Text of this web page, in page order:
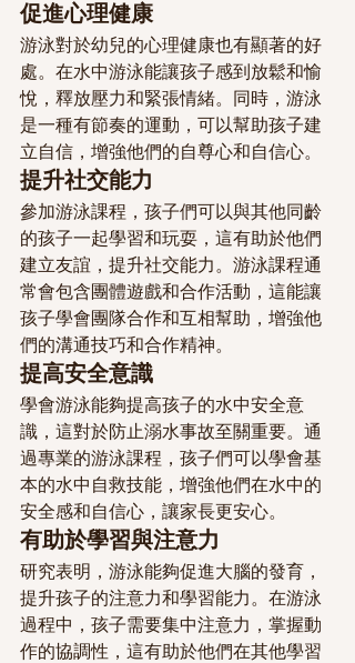
促進心理健康
游泳對於幼兒的心理健康也有顯著的好
處。在水中游泳能讓孩子感到放鬆和愉
悅，釋放壓力和緊張情緒。同時，游泳
是一種有節奏的運動，可以幫助孩子建
立自信，增強他們的自尊心和自信心。
提升社交能力
參加游泳課程，孩子們可以與其他同齡
的孩子一起學習和玩耍，這有助於他們
建立友誼，提升社交能力。游泳課程通
常會包含團體遊戲和合作活動，這能讓
孩子學會團隊合作和互相幫助，增強他
們的溝通技巧和合作精神。
提高安全意識
學會游泳能夠提高孩子的水中安全意
識，這對於防止溺水事故至關重要。通
過專業的游泳課程，孩子們可以學會基
本的水中自救技能，增強他們在水中的
安全感和自信心，讓家長更安心。
有助於學習與注意力
研究表明，游泳能夠促進大腦的發育，
提升孩子的注意力和學習能力。在游泳
過程中，孩子需要集中注意力，掌握動
作的協調性，這有助於他們在其他學習